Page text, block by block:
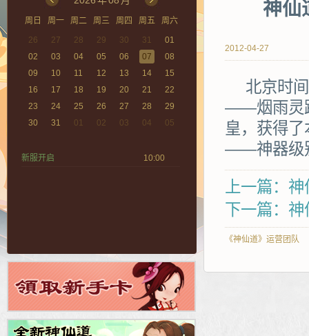
周日 周一 周二 周三 周四 周五
周六
26
27 28 29 30 31
01
02
03 04 05 06 07
08
09
10 11 12 13 14
15
16
17 18 19 20 21
22
23
24 25 26 27 28
29
30
31 01 02 03 04 05
新服开启 10:00
神仙
2012-04-27
北京时间
——烟雨灵
皇，获得
——神器级
上一篇：
下一篇：
《神仙道》运营团队